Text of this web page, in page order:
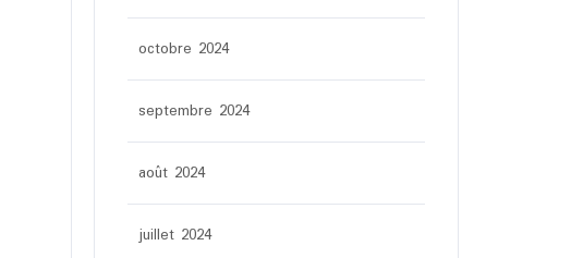
octobre 2024
septembre 2024
août 2024
juillet 2024